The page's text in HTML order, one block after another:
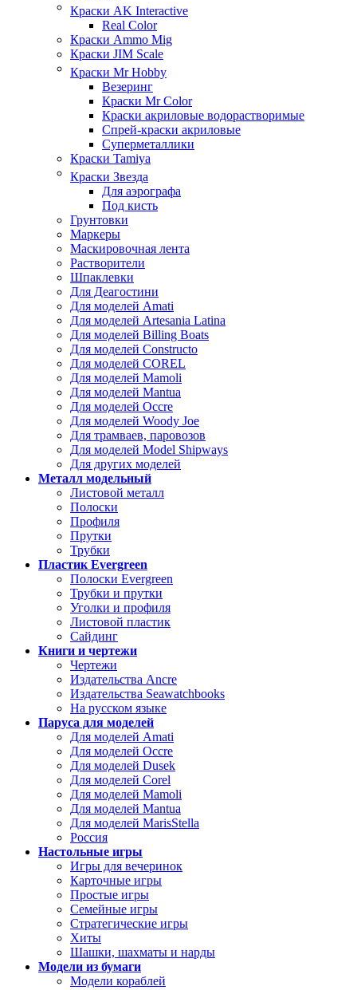
Краски AK Interactive
Real Color
Краски Ammo Mig
Краски JIM Scale
Краски Mr Hobby
Везеринг
Краски Mr Color
Краски акриловые водорастворимые
Спрей-краски акриловые
Суперметаллики
Краски Tamiya
Краски Звезда
Для аэрографа
Под кисть
Грунтовки
Маркеры
Маскировочная лента
Растворители
Шпаклевки
Для Деагостини
Для моделей Amati
Для моделей Artesania Latina
Для моделей Billing Boats
Для моделей Constructo
Для моделей COREL
Для моделей Mamoli
Для моделей Mantua
Для моделей Occre
Для моделей Woody Joe
Для трамваев, паровозов
Для моделей Model Shipways
Для других моделей
Металл модельный
Листовой металл
Полоски
Профиля
Прутки
Трубки
Пластик Evergreen
Полоски Evergreen
Трубки и прутки
Уголки и профиля
Листовой пластик
Сайдинг
Книги и чертежи
Чертежи
Издательства Ancre
Издательства Seawatchbooks
На русском языке
Паруса для моделей
Для моделей Amati
Для моделей Occre
Для моделей Dusek
Для моделей Corel
Для моделей Mamoli
Для моделей Mantua
Для моделей MarisStella
Россия
Настольные игры
Игры для вечеринок
Карточные игры
Простые игры
Семейные игры
Стратегические игры
Хиты
Шашки, шахматы и нарды
Модели из бумаги
Модели кораблей